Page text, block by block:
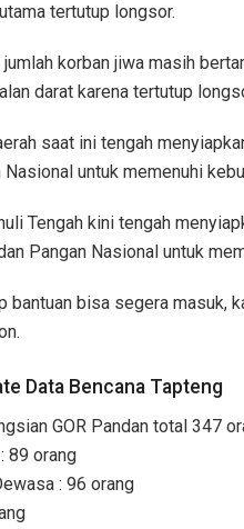
tertutup longsor.
jumlah korban jiwa masih
darat karena tertutup
saat ini tengah
Nasional untuk memenuhi
Tengah kini tengah
Pangan Nasional untuk
bantuan bisa segera masuk,
Data Bencana Tapteng
GOR Pandan total 347
89 orang
: 96 orang